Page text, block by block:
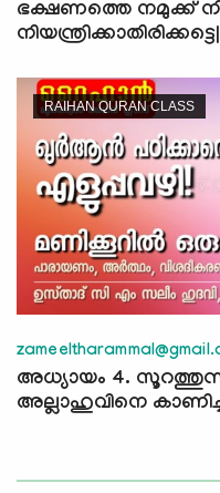
ഭക്ഷണത്തെ നമുക്ക്
RAIHAN QURAN CLASS
അധ്യായം 4.
അല്ലാഹുവിനെ